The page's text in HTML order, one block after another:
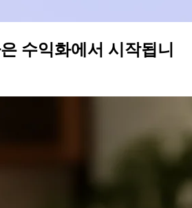
수익화에서 시작됩니